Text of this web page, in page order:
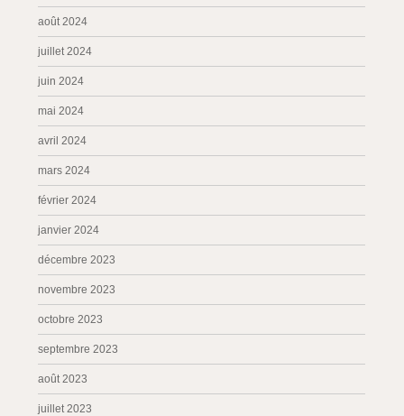
août 2024
juillet 2024
juin 2024
mai 2024
avril 2024
mars 2024
février 2024
janvier 2024
décembre 2023
novembre 2023
octobre 2023
septembre 2023
août 2023
juillet 2023